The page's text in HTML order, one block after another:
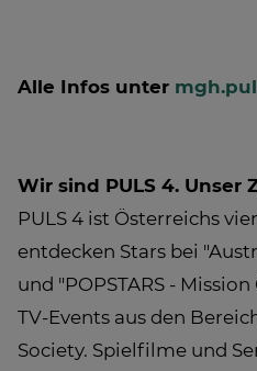
Alle Infos unter
Wir sind PULS 4. Unser
PULS 4 ist Österreichs
entdecken Stars bei
und "POPSTARS -
TV-Events aus den
Society. Spielfilme und